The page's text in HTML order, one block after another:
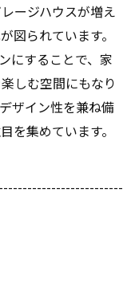
ージハウスが増え
図られています。
にすることで、家
しむ空間にもなり
ザイン性を兼ね備
を集めています。